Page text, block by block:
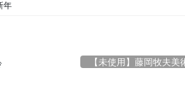
年
【未使用】藤岡牧夫